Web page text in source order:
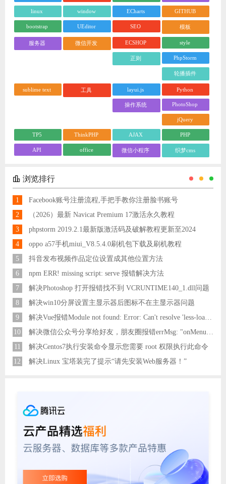
linux window ECharts GITHUB
bootstrap UEditor SEO 模板
服务器 微信开发 ECSHOP style
正则 PhpStorm
轮播插件
sublime text 工具 layui.js Python
操作系统 PhotoShop
jQuery
TP5 ThinkPHP AJAX PHP
API office 微信小程序 织梦cms
浏览排行
1
Facebook账号注册流程,手把手教你注册脸书账号
2
（2026）最新 Navicat Premium 17激活永久教程
3
phpstorm 2019.2.1最新版激活码及破解教程更新至2024
4
oppo a57手机miui_V8.5.4.0刷机包下载及刷机教程
5
抖音发布视频作品定位设置成其他位置方法
6
npm ERR! missing script: serve 报错解决方法
7
解决Photoshop 打开报错找不到 VCRUNTIME140_1.dll问题
8
解决win10分屏设置主显示器后图标不在主显示器问题
9
解决Vue报错Module not found: Error: Can't resolve 'less-loader' in 'C:\Users\Hm\Desktop\vue\vue_shop'问题
10
解决微信公众号分享给好友，朋友圈报错errMsg: "onMenuShareAppMessage:fail, the permission value is offline verifying"
11
解决Centos7执行安装命令显示您需要 root 权限执行此命令
12
解决Linux 宝塔装完了提示“请先安装Web服务器！”